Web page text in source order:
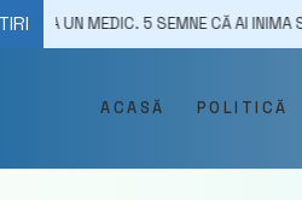
5 SEMNE CĂ AI INIMA SLABĂ
ACASĂ POLITICĂ